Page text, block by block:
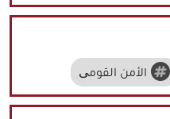
الأمن القومی